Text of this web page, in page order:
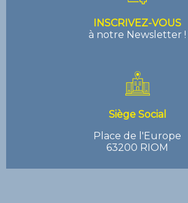
INSCRIVEZ-VOUS
à notre Newsletter !
Siège Social
Place de l'Europe
63200 RIOM